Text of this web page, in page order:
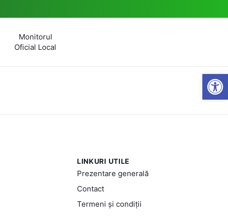
Monitorul
Oficial Local
LINKURI UTILE
Prezentare generală
Contact
Termeni și condiții